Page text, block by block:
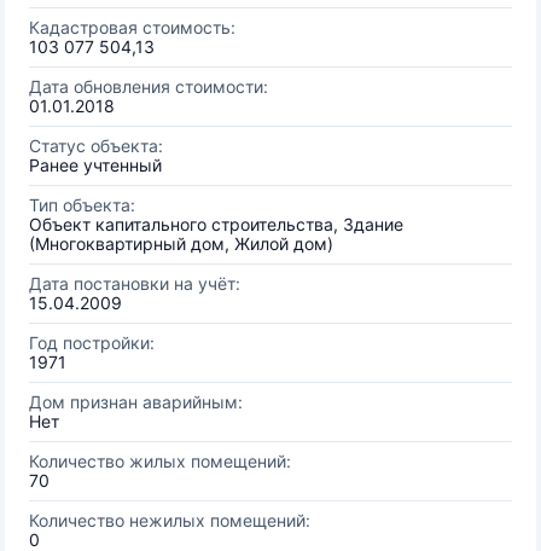
Кадастровая стоимость:
103 077 504,13
Дата обновления стоимости:
01.01.2018
Статус объекта:
Ранее учтенный
Тип объекта:
Объект капитального строительства, Здание
(Многоквартирный дом, Жилой дом)
Дата постановки на учёт:
15.04.2009
Год постройки:
1971
Дом признан аварийным:
Нет
Количество жилых помещений:
70
Количество нежилых помещений:
0